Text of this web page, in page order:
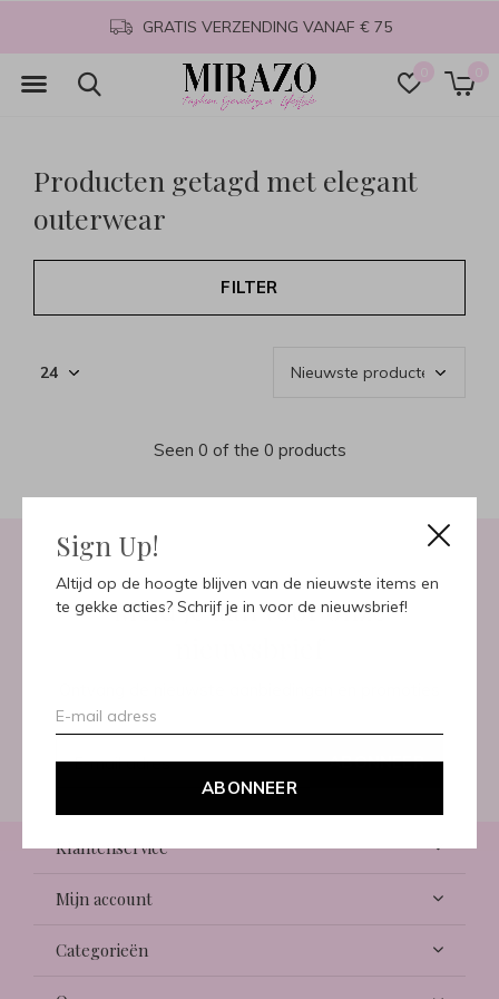
Sign Up!
Altijd op de hoogte blijven van de nieuwste items en
te gekke acties? Schrijf je in voor de nieuwsbrief!
ABONNEER
0 0
GRATIS VERZENDING VANAF € 75
Producten getagd met elegant
outerwear
FILTER
Seen 0 of the 0 products
Meld je aan voor onze
ABONNEER
Klantenservice
Mijn account
Categorieën